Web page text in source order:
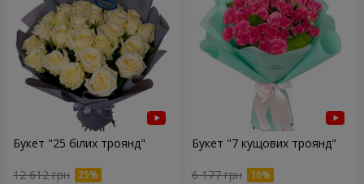
Букет "25 білих троянд"
12 612 грн
Букет "7 кущових троянд"
6 177 грн